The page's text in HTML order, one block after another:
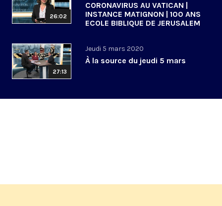
26:02
CORONAVIRUS AU VATICAN |
INSTANCE MATIGNON | 100 ANS
ECOLE BIBLIQUE DE JERUSALEM
27:13
Jeudi 5 mars 2020
À la source du jeudi 5 mars